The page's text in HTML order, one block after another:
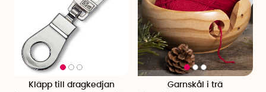
Kläpp till dragkedjan Garnskål i trä